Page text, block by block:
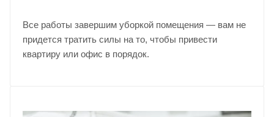
Все работы завершим уборкой помещения — вам не
придется тратить силы на то, чтобы привести
квартиру или офис в порядок.